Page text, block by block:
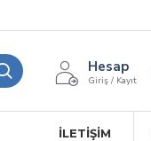
Hesap
Giriş / Kayıt
İLETIŞIM